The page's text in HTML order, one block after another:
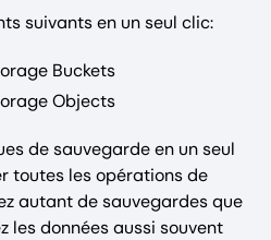
suivants en un seul clic:
Buckets
Objects
de sauvegarde en un seul
toutes les opérations de
autant de sauvegardes que
les données aussi souvent